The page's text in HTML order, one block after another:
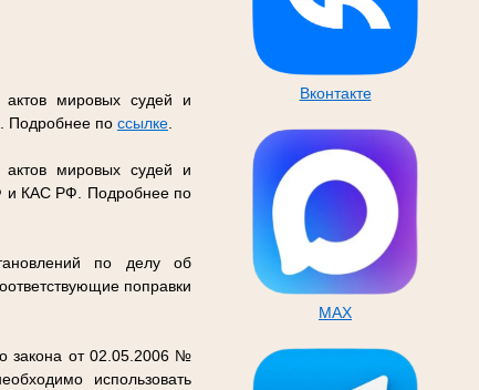
Вконтакте
MAX
мировых судей и
Подробнее по ссылке.
мировых судей и
и КАС РФ. Подробнее по
по делу об
поправки
закона от 02.05.2006 №
использовать